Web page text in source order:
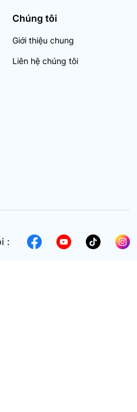
Chúng tôi
Giới thiệu chung
Liên hệ chúng tôi
: